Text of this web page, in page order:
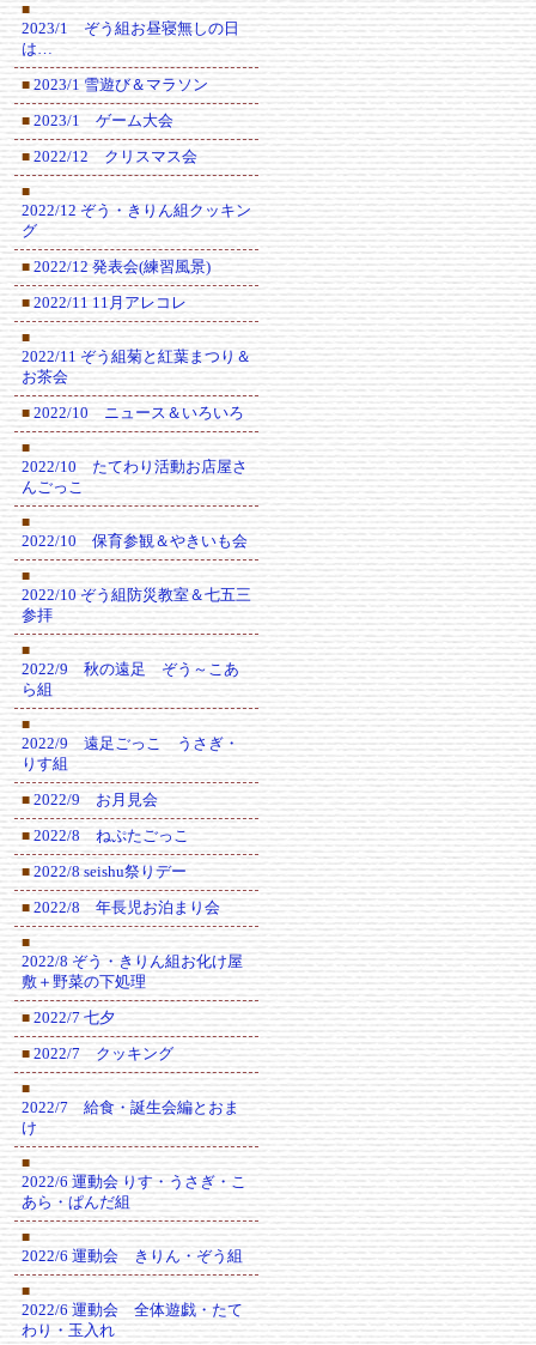
■
2023/1 ぞう組お昼寝無しの日
は…
■ 2023/1 雪遊び＆マラソン
■ 2023/1 ゲーム大会
■ 2022/12 クリスマス会
■
2022/12 ぞう・きりん組クッキン
グ
■ 2022/12 発表会(練習風景)
■ 2022/11 11月アレコレ
■
2022/11 ぞう組菊と紅葉まつり＆
お茶会
■ 2022/10 ニュース＆いろいろ
■
2022/10 たてわり活動お店屋さ
んごっこ
■
2022/10 保育参観＆やきいも会
■
2022/10 ぞう組防災教室＆七五三
参拝
■
2022/9 秋の遠足 ぞう～こあ
ら組
■
2022/9 遠足ごっこ うさぎ・
りす組
■ 2022/9 お月見会
■ 2022/8 ねぷたごっこ
■ 2022/8 seishu祭りデー
■ 2022/8 年長児お泊まり会
■
2022/8 ぞう・きりん組お化け屋
敷＋野菜の下処理
■ 2022/7 七夕
■ 2022/7 クッキング
■
2022/7 給食・誕生会編とおま
け
■
2022/6 運動会 りす・うさぎ・こ
あら・ぱんだ組
■
2022/6 運動会 きりん・ぞう組
■
2022/6 運動会 全体遊戯・たて
わり・玉入れ